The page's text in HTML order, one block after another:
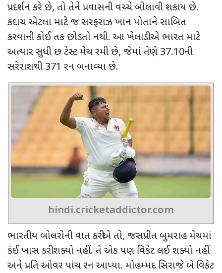
પ્રદર્શન કરે છે, તો તેને પ્રવાસની વચ્ચે બોલાવી શકાય છે.
કદાચ એટલા માટે જ સરફરાઝ ખાન પોતાને સાબિત
કરવાની કોઈ તક છોડતો નથી. આ ખેલાડીએ ભારત માટે
અત્યાર સુધી છ ટેસ્ટ મેચ રમી છે, જેમાં તેણે 37.10ની
સરેરાશથી 371 રન બનાવ્યા છે.
hindi.cricketaddictor.com
ભારતીય બોલરોની વાત કરીએ તો, જસપ્રીત બુમરાહ મેચમાં
કંઈ ખાસ કરી શક્યો નહીં. તે એક પણ વિકેટ લઈ શક્યો નહીં
અને પ્રતિ ઓવર પાંચ રન આપ્યા. મોહમ્મદ સિરાજે બે વિકેટ